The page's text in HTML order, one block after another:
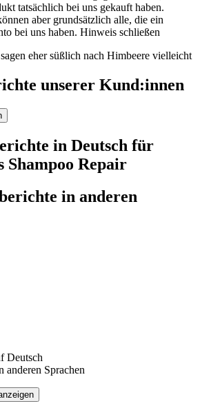
tatsächlich bei uns gekauft haben.
aber grundsätzlich alle, die ein
bei uns haben. Hinweis schließen
eher süßlich nach Himbeere vielleicht
unserer Kund:innen
in Deutsch für
Shampoo Repair
in anderen
Deutsch
anderen Sprachen